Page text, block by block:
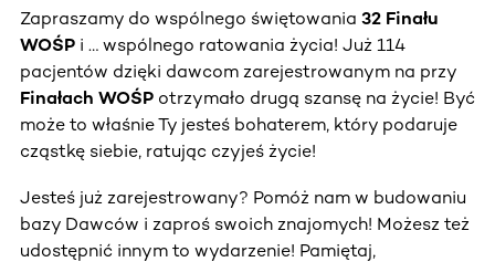
Zapraszamy do wspólnego świętowania 32 Finału
WOŚP i … wspólnego ratowania życia! Już 114
pacjentów dzięki dawcom zarejestrowanym na przy
Finałach WOŚP otrzymało drugą szansę na życie! Być
może to właśnie Ty jesteś bohaterem, który podaruje
cząstkę siebie, ratując czyjeś życie!
Jesteś już zarejestrowany? Pomóż nam w budowaniu
bazy Dawców i zaproś swoich znajomych! Możesz też
udostępnić innym to wydarzenie! Pamiętaj,